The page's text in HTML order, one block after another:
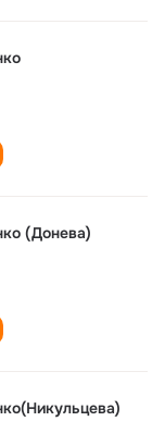
(Донева)